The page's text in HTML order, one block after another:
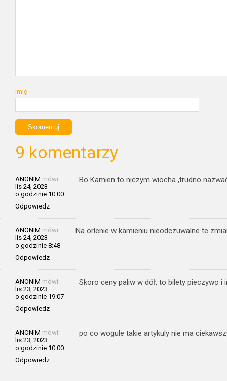
Imię
9 komentarzy
ANONIM mówi:
lis 24, 2023
o godzinie 10:00
Odpowiedz
Bo Kamien to niczym wiocha ,trudno
ANONIM mówi:
lis 24, 2023
o godzinie 8:48
Odpowiedz
Na orlenie w kamieniu nieodczuwalne te
ANONIM mówi:
lis 23, 2023
o godzinie 19:07
Odpowiedz
Skoro ceny paliw w dół, to bilety pieczywo i
ANONIM mówi:
lis 23, 2023
o godzinie 10:00
Odpowiedz
po co wogule takie artykuly nie ma